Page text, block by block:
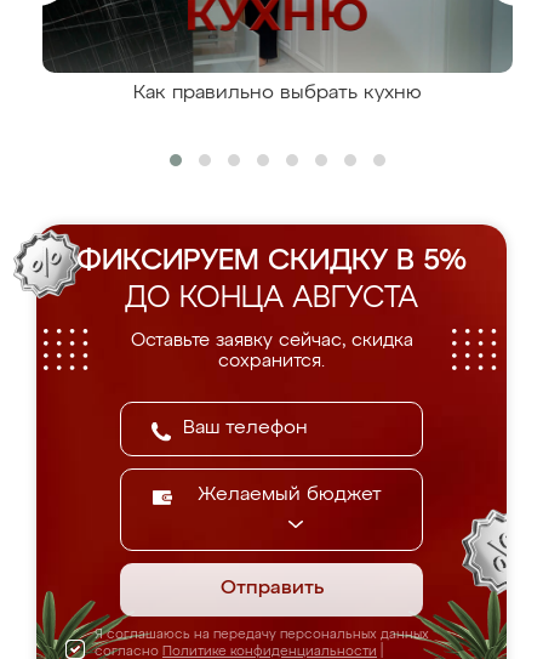
Как правильно выбрать кухню
ФИКСИРУЕМ СКИДКУ В 5%
ДО КОНЦА АВГУСТА
Оставьте заявку сейчас, скидка
сохранится.
Желаемый бюджет
Отправить
Я соглашаюсь на передачу персональных данных
согласно Политике конфиденциальности